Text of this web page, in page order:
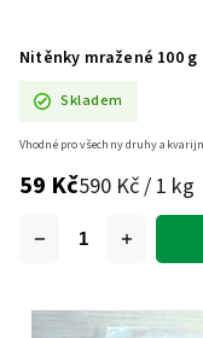
Nitěnky mražené 100 g
Skladem
59 Kč590 Kč / 1 kg
Vhodné pro všechny druhy